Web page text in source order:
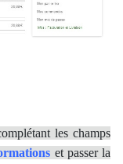
les champs
et passer la